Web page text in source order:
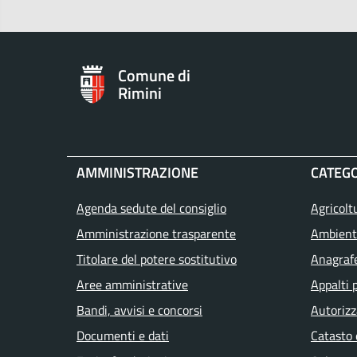
Comune di
Rimini
AMMINISTRAZIONE
Agenda sedute del consiglio
Amministrazione trasparente
Titolare del potere sostitutivo
Aree amministrative
Bandi, avvisi e concorsi
Documenti e dati
Appalti